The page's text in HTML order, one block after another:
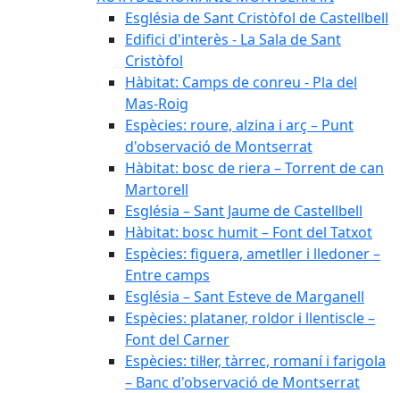
Església de Sant Cristòfol de Castellbell
Edifici d'interès - La Sala de Sant
Cristòfol
Hàbitat: Camps de conreu - Pla del
Mas-Roig
Espècies: roure, alzina i arç – Punt
d'observació de Montserrat
Hàbitat: bosc de riera – Torrent de can
Martorell
Església – Sant Jaume de Castellbell
Hàbitat: bosc humit – Font del Tatxot
Espècies: figuera, ametller i lledoner –
Entre camps
Església – Sant Esteve de Marganell
Espècies: plataner, roldor i llentiscle –
Font del Carner
Espècies: til·ler, tàrrec, romaní i farigola
– Banc d'observació de Montserrat